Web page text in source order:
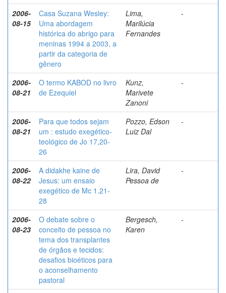
2006-
08-15
Casa Suzana Wesley:
Uma abordagem
histórica do abrigo para
meninas 1994 a 2003, a
partir da categoria de
gênero
Lima,
Marilúcia
Fernandes
-
2006-
08-21
O termo KABOD no livro
de Ezequiel
Kunz,
Marivete
Zanoni
-
2006-
08-21
Para que todos sejam
um : estudo exegético-
teológico de Jo 17,20-
26
Pozzo, Edson
Luiz Dal
-
2006-
08-22
A didakhe kaine de
Jesus: um ensaio
exegético de Mc 1.21-
28
Lira, David
Pessoa de
-
2006-
08-23
O debate sobre o
conceito de pessoa no
tema dos transplantes
de órgãos e tecidos:
desafios bioéticos para
o aconselhamento
pastoral
Bergesch,
Karen
-